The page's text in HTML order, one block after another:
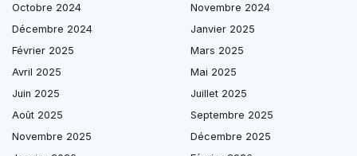
Octobre 2024
Novembre 2024
Décembre 2024
Janvier 2025
Février 2025
Mars 2025
Avril 2025
Mai 2025
Juin 2025
Juillet 2025
Août 2025
Septembre 2025
Novembre 2025
Décembre 2025